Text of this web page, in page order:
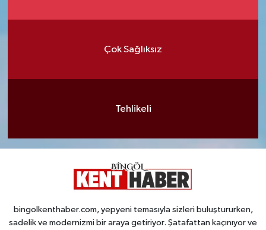
Çok Sağlıksız
Tehlikeli
bingolkenthaber.com, yepyeni temasıyla sizleri buluştururken,
sadelik ve modernizmi bir araya getiriyor. Şatafattan kaçınıyor ve